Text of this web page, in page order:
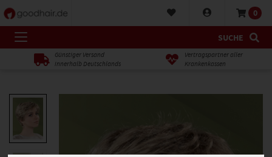
0
SUCHE
Günstiger Versand
innerhalb Deutschlands
Vertragspartner aller
Krankenkassen